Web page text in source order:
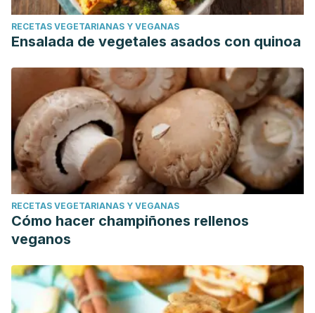
RECETAS VEGETARIANAS Y VEGANAS
Ensalada de vegetales asados con quinoa
RECETAS VEGETARIANAS Y VEGANAS
Cómo hacer champiñones rellenos
veganos